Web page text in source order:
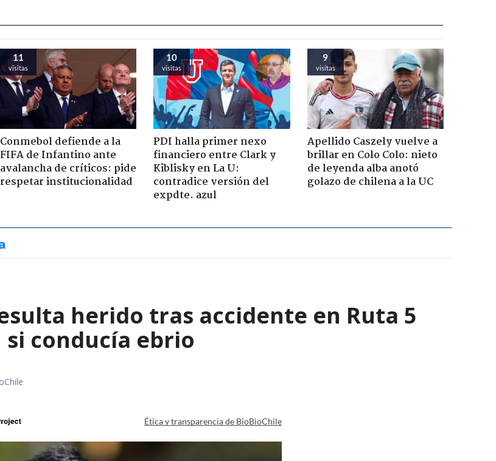
11
visitas
Conmebol defiende a la
FIFA de Infantino ante
avalancha de críticos: pide
respetar institucionalidad
10
visitas
PDI halla primer nexo
financiero entre Clark y
Kiblisky en La U:
contradice versión del
expdte. azul
9
visitas
Apellido Caszely vuelve a
brillar en Colo Colo: nieto
de leyenda alba anotó
golazo de chilena a la UC
herido tras accidente en Ruta 5
conducía ebrio
Ética y transparencia de BioBioChile